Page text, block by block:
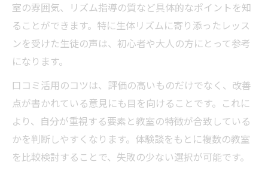
室の雰囲気、リズム指導の質など具体的なポイントを知
ることができます。特に生体リズムに寄り添ったレッス
ンを受けた生徒の声は、初心者や大人の方にとって参考
になります。
口コミ活用のコツは、評価の高いものだけでなく、改善
点が書かれている意見にも目を向けることです。これに
より、自分が重視する要素と教室の特徴が合致している
かを判断しやすくなります。体験談をもとに複数の教室
を比較検討することで、失敗の少ない選択が可能です。